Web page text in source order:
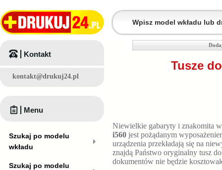
Tusze
Niewielkie gabaryty i znakomita
i560 jest pożądanym
urządzenia przekładają się na
znajdą Państwo oryginalny tusz
dokumentów nie będzie
Kontakt
kontakt@drukuj24.pl
Menu
Szukaj po modelu
wkładu
Szukaj po modelu